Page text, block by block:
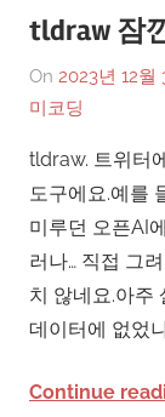
tldraw 잠
On 2023년 12월
미코딩
tldraw. 트위터
도구에요.예를
미루던 오픈AI
러나… 직접 그
치 않네요.아주
데이터에 없었
Continue